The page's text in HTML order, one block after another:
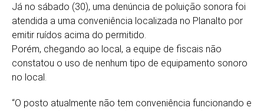
Já no sábado (30), uma denúncia de poluição sonora foi
atendida a uma conveniência localizada no Planalto por
emitir ruídos acima do permitido.
Porém, chegando ao local, a equipe de fiscais não
constatou o uso de nenhum tipo de equipamento sonoro
no local.
“O posto atualmente não tem conveniência funcionando e